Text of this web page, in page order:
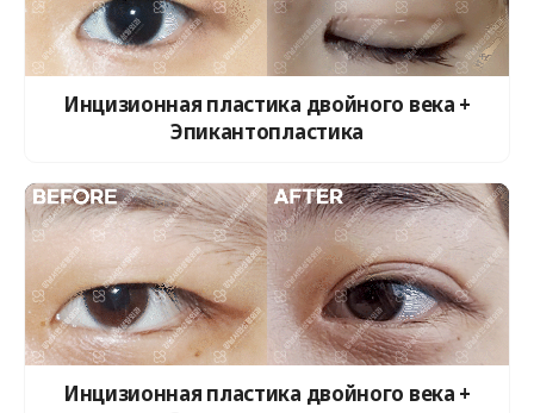
Инцизионная пластика двойного века +
Эпикантопластика
Инцизионная пластика двойного века +